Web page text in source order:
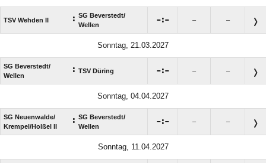
TSV Wehden II : SG Beverstedt/​
Wellen
: – –
Sonntag, 21.03.2027
SG Beverstedt/​
Wellen
: TSV Düring : – –
Sonntag, 04.04.2027
SG Neuenwalde/​
Krempel/​Holßel II
: SG Beverstedt/​
Wellen
: – –
Sonntag, 11.04.2027